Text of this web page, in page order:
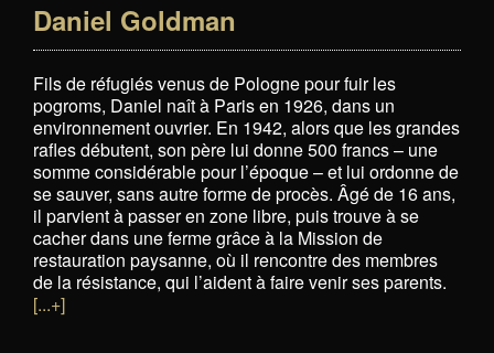
Daniel Goldman
Fils de réfugiés venus de Pologne pour fuir les
pogroms, Daniel naît à Paris en 1926, dans un
environnement ouvrier. En 1942, alors que les grandes
rafles débutent, son père lui donne 500 francs – une
somme considérable pour l’époque – et lui ordonne de
se sauver, sans autre forme de procès. Âgé de 16 ans,
il parvient à passer en zone libre, puis trouve à se
cacher dans une ferme grâce à la Mission de
restauration paysanne, où il rencontre des membres
de la résistance, qui l’aident à faire venir ses parents.
[...+]